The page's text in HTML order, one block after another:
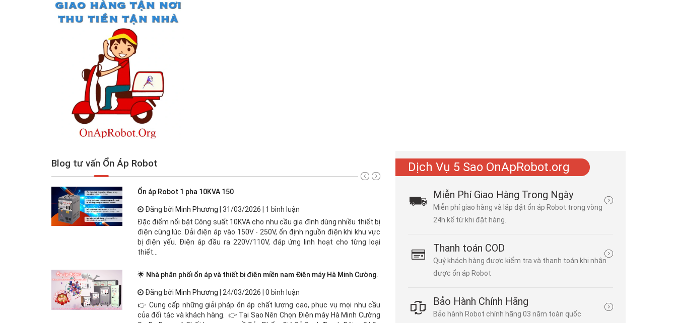
Blog tư vấn Ổn Áp Robot
Ổn áp Robot 1 pha 10KVA 150
Đăng bởi Minh Phương | 31/03/2026 | 1 bình luận
Đặc điểm nổi bật Công suất 10KVA cho nhu cầu gia đình dùng nhiều thiết bị
điện cùng lúc. Dải điện áp vào 150V - 250V, ổn định nguồn điện khi khu vực
bị điện yếu. Điện áp đầu ra 220V/110V, đáp ứng linh hoạt cho từng loại
thiết...
🌟 Nhà phân phối ổn áp và thiết bị điện miền nam Điện máy Hà Minh Cường.
Đăng bởi Minh Phương | 24/03/2026 | 0 bình luận
👉 Cung cấp những giải pháp ổn áp chất lượng cao, phục vụ mọi nhu cầu
của đối tác và khách hàng. 👉 Tại Sao Nên Chọn Điện máy Hà Minh Cường
🌟 Điện máy Hà Minh Cường - Nhà phân phối ổn áp Robot
Đăng bởiMinh Phương| 23/03/2026 | 2 bình luận
⚡ 1 pha: cho gia đình, văn phòng, cửa hàng. ⚡ 3 pha: cho nhà
bảo vệ thiết bị điện khỏi hư hỏng do các sự cố về nguồn điện.
Ổn Áp Robot Chính Hãng - Phân Phối Tại Điện Máy HMC
áp đầu ra 220V/380V, phù hợp cả gia đình, dịch vụ và công
dụng biến áp dây đồng lõi silic đẳng hướng, động cơ servo...
Dịch Vụ 5 Sao OnApRobot.org
Miễn Phí Giao Hàng Trong Ngày
Miễn phí giao hàng và lắp đặt ổn áp Robot trong vòng
24h kể từ khi đặt hàng.
Thanh toán COD
Quý khách hàng được kiểm tra và thanh toán khi nhận
được ổn áp Robot
Bảo Hành Chính Hãng
Bảo hành Robot chính hãng 03 năm toàn quốc